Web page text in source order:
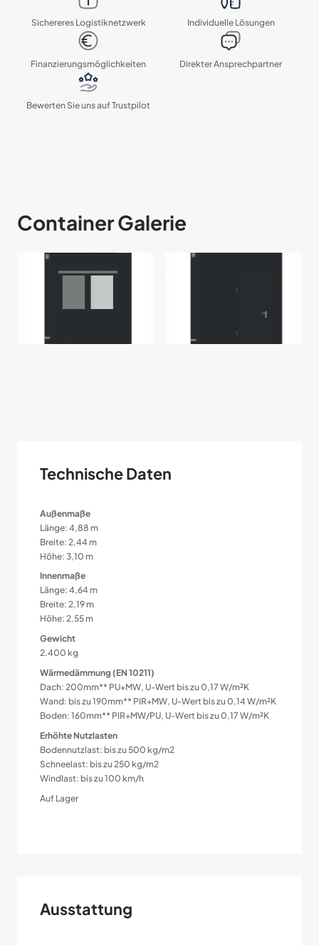
Sichereres Logistik­netzwerk Individuelle Lösungen
Finanzierungs­möglichkeiten Direkter Ansprechpartner
Bewerten Sie uns auf Trustpilot
Container Galerie
Technische Daten
Außenmaße
Länge: 4,88 m
Breite: 2,44 m
Höhe: 3,10 m
Innenmaße
Länge: 4,64 m
Breite: 2,19 m
Höhe: 2.55 m
Gewicht
2.400 kg
Wärmedämmung (EN 10211)
Dach: 200mm** PU+MW, U-Wert bis zu 0,17 W/m²K
Wand: bis zu 190mm** PIR+MW, U-Wert bis zu 0,14 W/m²K
Boden: 160mm** PIR+MW/PU, U-Wert bis zu 0,17 W/m²K
Erhöhte Nutzlasten
Bodennutzlast: bis zu 500 kg/m2
Schneelast: bis zu 250 kg/m2
Windlast: bis zu 100 km/h
Auf Lager
Ausstattung